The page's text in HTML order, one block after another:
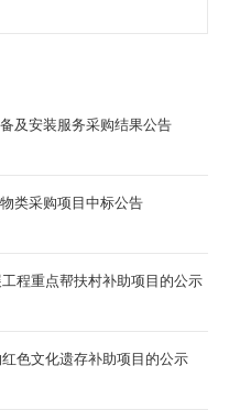
及安装服务采购结果公告
类采购项目中标公告
程重点帮扶村补助项目的公示
色文化遗存补助项目的公示